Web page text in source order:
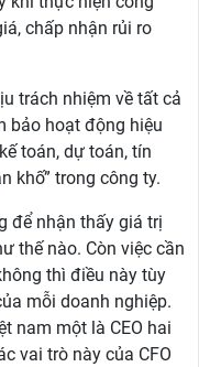
chấp nhận rủi ro
trách nhiệm về tất cả
bảo hoạt động hiệu
toán, dự toán, tín
khố” trong công ty.
để nhận thấy giá trị
thế nào. Còn việc cần
thì điều này tùy
mỗi doanh nghiệp.
nam một là CEO hai
vai trò này của CFO